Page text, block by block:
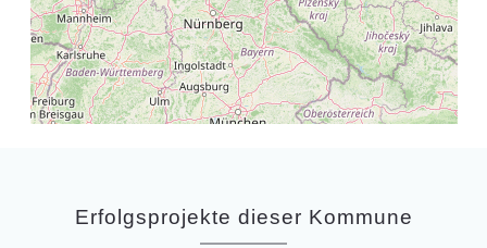
Erfolgsprojekte dieser Kommune